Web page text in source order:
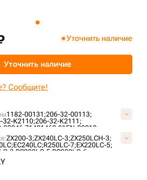
1182-00131;206-32-00113;
32-K2110;206-32-K2111;
00046;71401460;81EN-20010;
9181001;9202848;AT154855;
AT219479;E02GUC087;
E40208C0Y00051;E40220A0M00051;
ZX200-3;ZX240LC-3;ZX250LCH-3;
EC240LC;R250LC-7;EX220LC-5;
3;PC220LC-5;PC220LC-6;
9;
Уточнить наличие
Уточнить наличие
Сообщите!